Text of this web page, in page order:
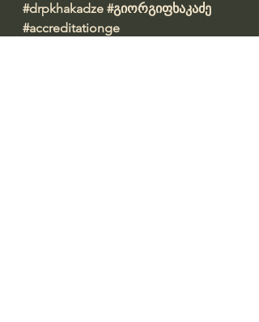
#drpkhakadze #გიორგიფხაკაძე
#accreditationge